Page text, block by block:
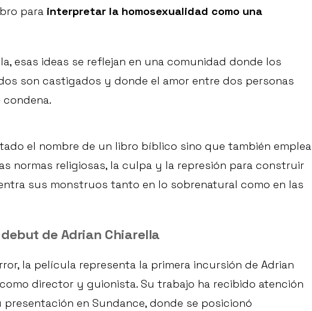
para interpretar la homosexualidad como una
esas ideas se reflejan en una comunidad donde los
son castigados y donde el amor entre dos personas
el nombre de un libro bíblico sino que también emplea
normas religiosas, la culpa y la represión para construir
sus monstruos tanto en lo sobrenatural como en las
debut de Adrian Chiarella
la película representa la primera incursión de Adrian
director y guionista. Su trabajo ha recibido atención
en Sundance, donde se posicionó